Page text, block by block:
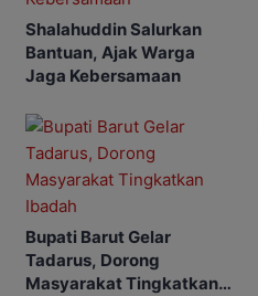
Shalahuddin Salurkan
Bantuan, Ajak Warga
Jaga Kebersamaan
Bupati Barut Gelar
Tadarus, Dorong
Masyarakat Tingkatkan